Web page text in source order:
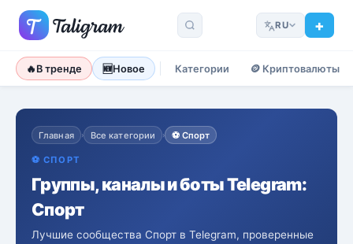
RU
🔥 В тренде 🆕Новое Категории 🪙 Криптовалюты
Главная › Все категории › ⚽ Спорт
⚽ СПОРТ
Группы, каналы и боты Telegram:
Спорт
Лучшие сообщества Спорт в Telegram, проверенные